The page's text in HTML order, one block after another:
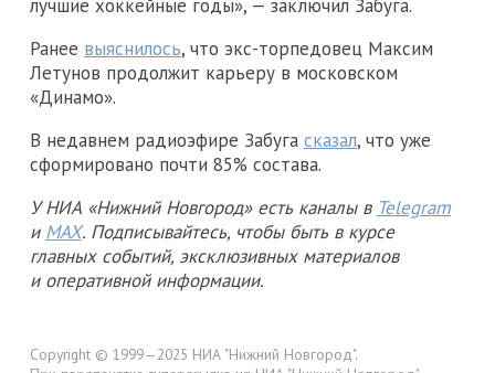
лучшие хоккейные годы», — заключил Забуга.
Ранее выяснилось, что экс-торпедовец Максим
Летунов продолжит карьеру в московском
«Динамо».
В недавнем радиоэфире Забуга сказал, что уже
сформировано почти 85% состава.
У НИА «Нижний Новгород» есть каналы в Telegram
и MAX. Подписывайтесь, чтобы быть в курсе
главных событий, эксклюзивных материалов
и оперативной информации.
Copyright © 1999—2025 НИА "Нижний Новгород".